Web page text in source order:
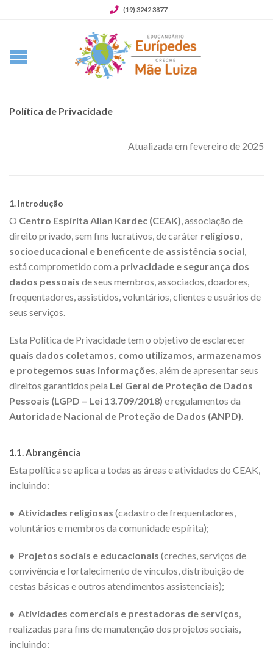
(19) 3242 3877
Política de Privacidade
Atualizada em fevereiro de 2025
1. Introdução
O Centro Espírita Allan Kardec (CEAK), associação de
direito privado, sem fins lucrativos, de caráter religioso,
socioeducacional e beneficente de assistência social,
está comprometido com a privacidade e segurança dos
dados pessoais de seus membros, associados, doadores,
frequentadores, assistidos, voluntários, clientes e usuários de
seus serviços.
Esta Política de Privacidade tem o objetivo de esclarecer
quais dados coletamos, como utilizamos, armazenamos
e protegemos suas informações, além de apresentar seus
direitos garantidos pela Lei Geral de Proteção de Dados
Pessoais (LGPD – Lei 13.709/2018) e regulamentos da
Autoridade Nacional de Proteção de Dados (ANPD).
1.1. Abrangência
Esta política se aplica a todas as áreas e atividades do CEAK,
incluindo:
• Atividades religiosas (cadastro de frequentadores,
voluntários e membros da comunidade espírita);
• Projetos sociais e educacionais (creches, serviços de
convivência e fortalecimento de vínculos, distribuição de
cestas básicas e outros atendimentos assistenciais);
• Atividades comerciais e prestadoras de serviços,
realizadas para fins de manutenção dos projetos sociais,
incluindo: